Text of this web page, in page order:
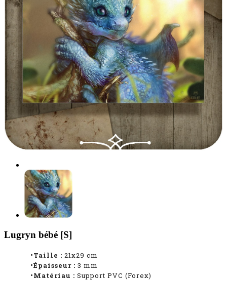
Lugryn bébé [S]
•Taille : 21x29 cm
•Épaisseur : 3 mm
•Matériau : Support PVC (Forex)